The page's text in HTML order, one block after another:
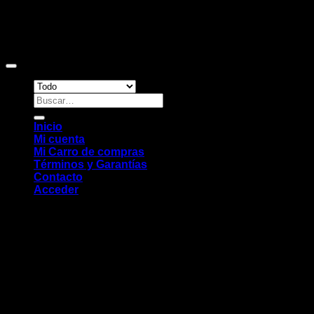
Buscar
por:
Inicio
Mi cuenta
Mi Carro de compras
Términos y Garantías
Contacto
Acceder